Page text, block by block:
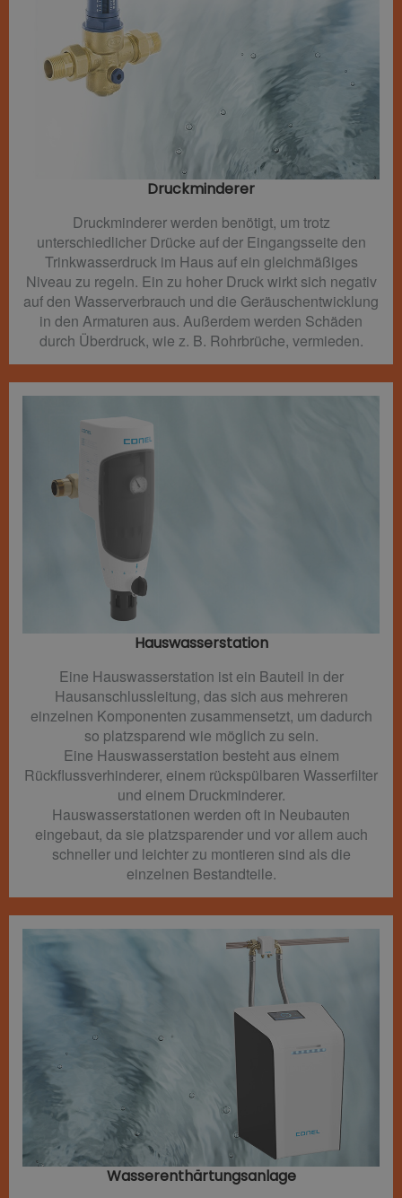
Druckminderer​
Druckminderer werden benötigt, um trotz
unterschiedlicher Drücke auf der Eingangsseite den
Trinkwasserdruck im Haus auf ein gleichmäßiges
Niveau zu regeln. Ein zu hoher Druck wirkt sich negativ
auf den Wasserverbrauch und die Geräuschentwicklung
in den Armaturen aus. Außerdem werden Schäden
durch Überdruck, wie z. B. Rohrbrüche, vermieden.
Hauswasserstation
Eine Hauswasserstation ist ein Bauteil in der
Hausanschlussleitung, das sich aus mehreren
einzelnen Komponenten zusammensetzt, um dadurch
so platzsparend wie möglich zu sein.
Eine Hauswasserstation besteht aus einem
Rückflussverhinderer, einem rückspülbaren Wasserfilter
und einem Druckminderer.
Hauswasserstationen werden oft in Neubauten
eingebaut, da sie platzsparender und vor allem auch
schneller und leichter zu montieren sind als die
einzelnen Bestandteile.
Wasserenthärtungsanlage